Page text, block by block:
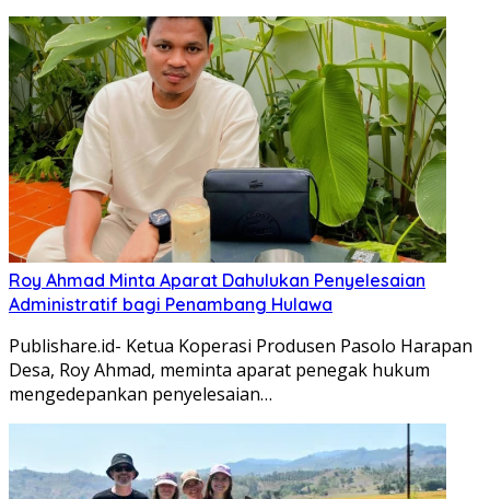
Roy Ahmad Minta Aparat Dahulukan Penyelesaian
Administratif bagi Penambang Hulawa
Publishare.id- Ketua Koperasi Produsen Pasolo Harapan
Desa, Roy Ahmad, meminta aparat penegak hukum
mengedepankan penyelesaian…